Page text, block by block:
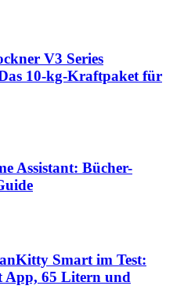
V3 Series
10-kg-Kraftpaket für
Assistant: Bücher-
Smart im Test:
App, 65 Litern und